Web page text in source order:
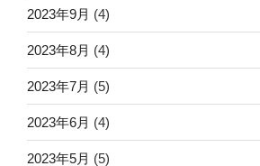
2023年9月 (4)
2023年8月 (4)
2023年7月 (5)
2023年6月 (4)
2023年5月 (5)